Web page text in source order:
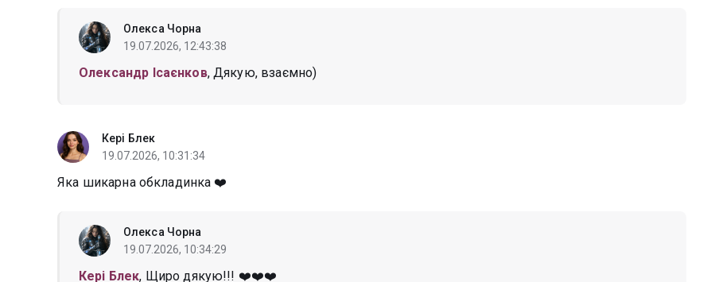
Олекса Чорна
19.07.2026, 12:43:38
Олександр Ісаєнков, Дякую, взаємно)
Кері Блек
19.07.2026, 10:31:34
Яка шикарна обкладинка ❤️
Олекса Чорна
19.07.2026, 10:34:29
Кері Блек, Щиро дякую!!! ❤️❤️❤️